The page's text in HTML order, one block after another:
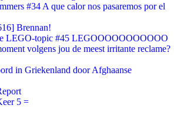
#34 A que calor nos pasaremos por el
Brennan!
LEGO-topic #45 LEGOOOOOOOOOOO
volgens jou de meest irritante reclame?
in Griekenland door Afghaanse
5 =